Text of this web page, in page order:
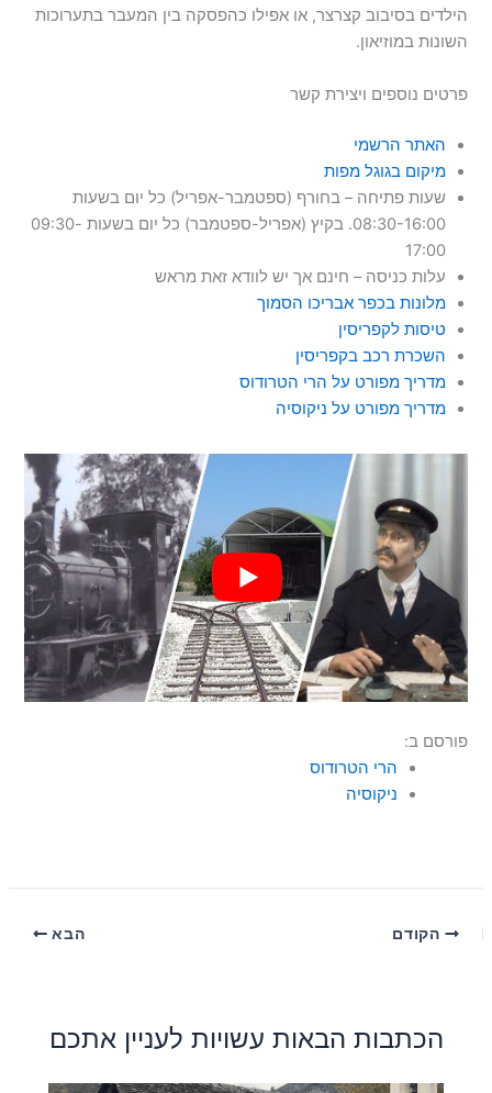
הילדים בסיבוב קצרצר, או אפילו כהפסקה בין המעבר בתערוכות
השונות במוזיאון.
פרטים נוספים ויצירת קשר
האתר הרשמי
מיקום בגוגל מפות
שעות פתיחה – בחורף (ספטמבר-אפריל) כל יום בשעות
08:30-16:00. בקיץ (אפריל-ספטמבר) כל יום בשעות 09:30-
17:00
עלות כניסה – חינם אך יש לוודא זאת מראש
מלונות בכפר אבריכו הסמוך
טיסות לקפריסין
השכרת רכב בקפריסין
מדריך מפורט על הרי הטרודוס
מדריך מפורט על ניקוסיה
פורסם ב:
הרי הטרודוס
ניקוסיה
הקודם הבא
הכתבות הבאות עשויות לעניין אתכם